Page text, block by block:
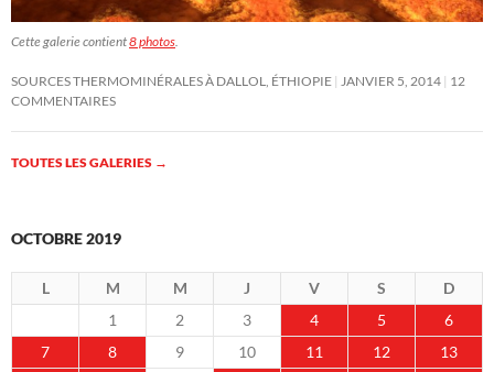
Cette galerie contient8 photos
SOURCES THERMOMINÉRALES À DALLOL, ÉTHIOPIE JANVIER 5, 2014 12
COMMENTAIRES
TOUTES LES GALERIES →
OCTOBRE 2019
L M M J V S
D
1
2 3 4 5
6
7
8 9 10 11 12
13